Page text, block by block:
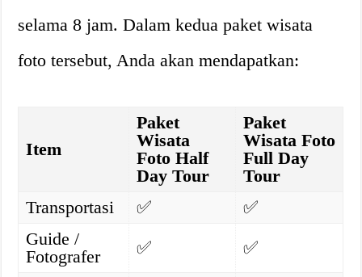
selama 8 jam. Dalam kedua paket wisata
foto tersebut, Anda akan mendapatkan:
Item
Paket
Wisata
Foto Half
Day Tour
Paket
Wisata Foto
Full Day
Tour
Transportasi
✅
✅
Guide /
Fotografer
✅
✅